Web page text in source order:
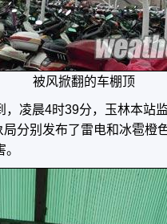
被风掀翻的车棚顶
，凌晨4时39分，玉林本站
分别发布了雷电和冰雹橙